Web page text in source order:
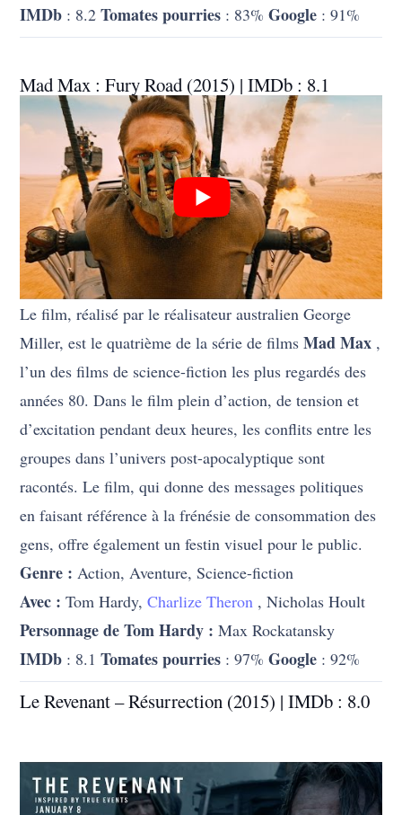
IMDb : 8.2Tomates pourries : 83%Google : 91%
Mad Max : Fury Road (2015) | IMDb : 8.1
Le film, réalisé par le réalisateur australien George
Miller, est le quatrième de la série de filmsMad Max ,
l’un des films de science-fiction les plus regardés des
années 80. Dans le film plein d’action, de tension et
d’excitation pendant deux heures, les conflits entre les
groupes dans l’univers post-apocalyptique sont
racontés. Le film, qui donne des messages politiques
en faisant référence à la frénésie de consommation des
gens, offre également un festin visuel pour le public.
Genre : Action, Aventure, Science-fiction
Avec : Tom Hardy,Charlize Theron , Nicholas Hoult
Personnage de Tom Hardy : Max Rockatansky
IMDb : 8.1Tomates pourries : 97%Google : 92%
Le Revenant – Résurrection (2015) | IMDb : 8.0